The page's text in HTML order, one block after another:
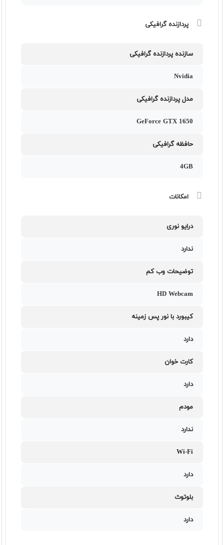
پردازنده گرافیکی
سازنده پردازنده گرافیکی
Nvidia
مدل پردازنده گرافیکی
GeForce GTX 1650
حافظه گرافیکی
4GB
امکانات
درایو نوری
ندارد
توضیحات وب کم
HD Webcam
کیبورد با نور پس زمینه
دارد
کارت خوان
دارد
مودم
ندارد
Wi-Fi
دارد
بلوتوث
دارد